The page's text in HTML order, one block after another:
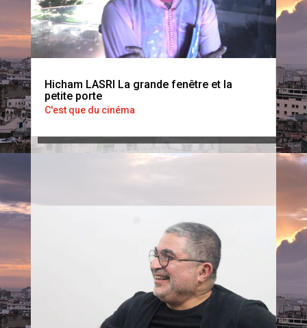
Hicham LASRI La grande fenêtre et la
petite porte
C'est que du cinéma